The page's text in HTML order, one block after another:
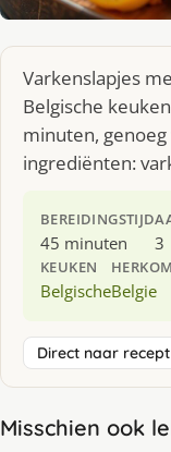
Varkenslapjes
Belgische
minuten,
ingrediënten:
BEREIDINGSTIJD
45 minuten 3
KEUKEN
BelgischeBelgie
Direct naar recept
Misschien ook